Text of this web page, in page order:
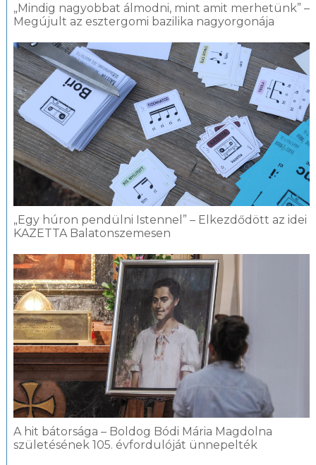
„Mindig nagyobbat álmodni, mint amit merhetünk” –
Megújult az esztergomi bazilika nagyorgonája
„Egy húron pendülni Istennel” – Elkezdődött az idei
KAZETTA Balatonszemesen
A hit bátorsága – Boldog Bódi Mária Magdolna
születésének 105. évfordulóját ünnepelték